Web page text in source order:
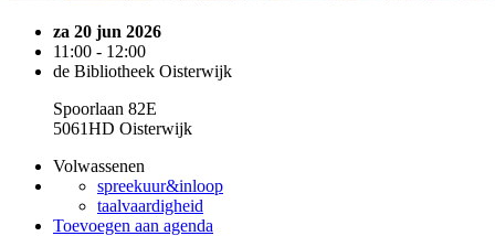
za 20 jun 2026
11:00 - 12:00
de Bibliotheek Oisterwijk
Spoorlaan 82E
5061HD Oisterwijk
Volwassenen
spreekuur&inloop
taalvaardigheid
Toevoegen aan agenda